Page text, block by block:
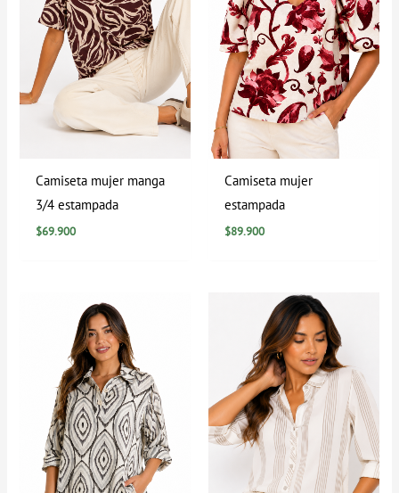
Camiseta mujer manga
3/4 estampada
$69.900
Camiseta mujer
estampada
$89.900